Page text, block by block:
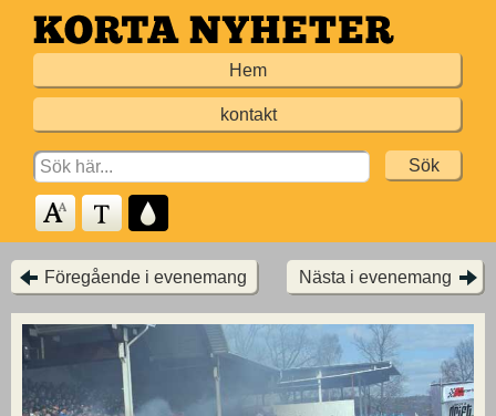
Hoppa
till
Hem
kontakt
Search
for:
Föregående i evenemang Nästa i evenemang